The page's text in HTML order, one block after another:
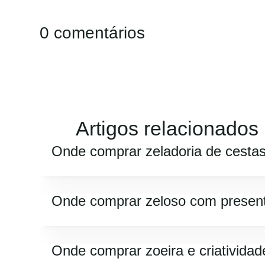
0 comentários
Artigos relacionados
Onde comprar zeladoria de
Onde comprar zeloso com
Onde comprar zoeira e